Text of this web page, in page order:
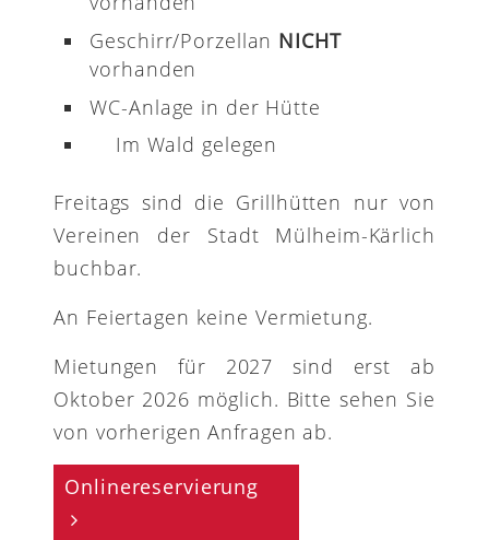
Geschirr/Porzellan NICHT
vorhanden
WC-Anlage in der Hütte
Im Wald gelegen
Freitags sind die Grillhütten nur von
Vereinen der Stadt Mülheim-Kärlich
buchbar.
An Feiertagen keine Vermietung.
Mietungen für 2027 sind erst ab
Oktober 2026 möglich. Bitte sehen Sie
von vorherigen Anfragen ab.
Onlinereservierung